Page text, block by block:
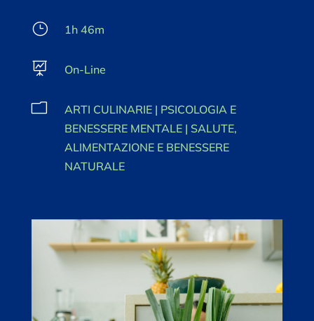
} 1h 46m
 On-Line
m
ARTI CULINARIE | PSICOLOGIA E
BENESSERE MENTALE | SALUTE,
ALIMENTAZIONE E BENESSERE
NATURALE